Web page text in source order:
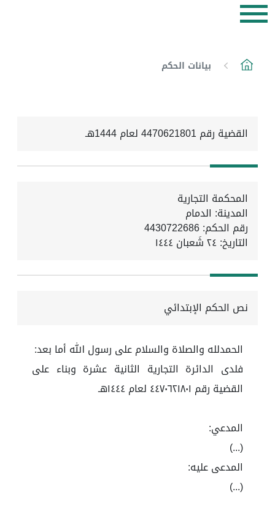
بيانات الحكم
القضية رقم 4470621801 لعام 1444هـ
المحكمة التجارية
المدينة: الدمام
رقم الحكم: 4430722686
التاريخ: ٢٤ شَعبان ١٤٤٤
نص الحكم الإبتدائي
الحمدلله والصلاة والسلام على رسول الله أما بعد:
فلدى الدائرة التجارية الثانية عشرة وبناء على
القضية رقم ٤٤٧٠٦٢١٨٠١ لعام ١٤٤٤هـ
المدعي:
(...)
المدعى عليه:
(...)